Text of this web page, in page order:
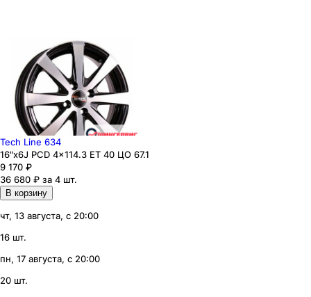
Tech Line 634
16"x6J PCD 4x114.3 ЕТ 40 ЦО 67.1
9 170 ₽
36 680 ₽ за 4 шт.
В корзину
чт, 13 августа, с 20:00
16 шт.
пн, 17 августа, с 20:00
20 шт.